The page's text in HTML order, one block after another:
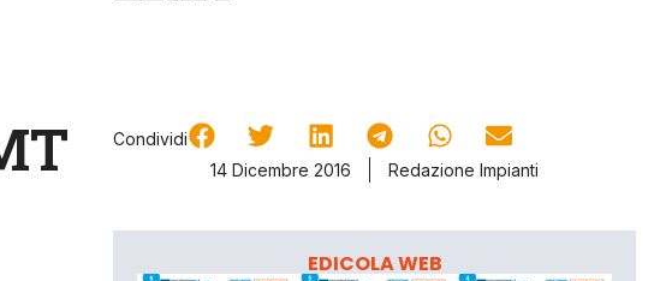
Condividi
14 Dicembre 2016
Redazione Impianti
EDICOLA WEB